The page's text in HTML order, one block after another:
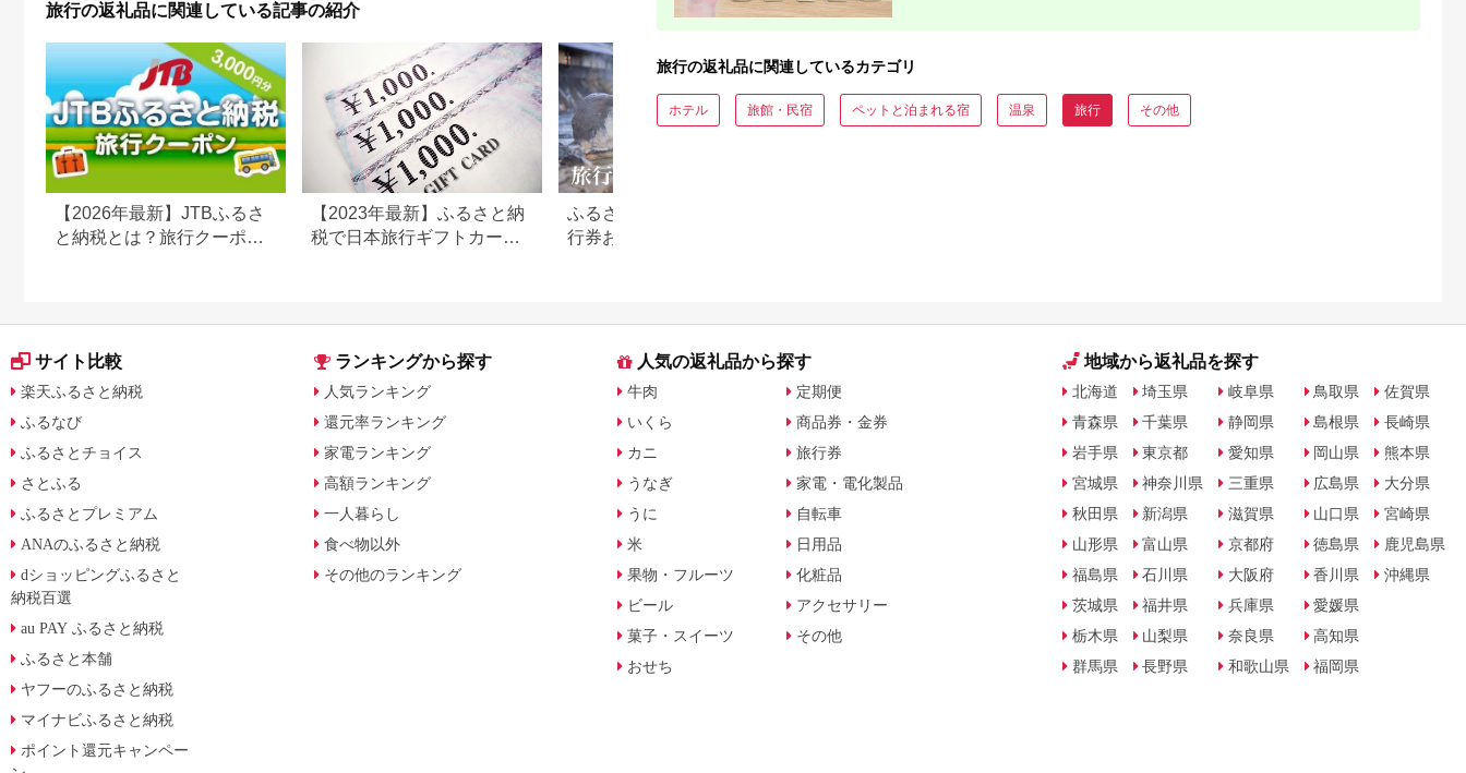
プレゼント 贈答 母の
日 25-09
旅行の返礼品に関連している記事の紹介
【2026年最新】JTBふるさ
と納税とは？旅行クーポン
【2023年最新】ふるさと納
税で日本旅行ギフトカード
ふるさと納税でもらえる旅
行券おすすめランキング
旅行の返礼品に関連しているカテゴリ
ホテル 旅館・民宿 ペットと泊まれる宿 温泉 旅行 その他
サイト比較
楽天ふるさと納税
ふるなび
ふるさとチョイス
さとふる
ふるさとプレミアム
ANAのふるさと納税
dショッピングふるさと
納税百選
au PAY ふるさと納税
ふるさと本舗
ヤフーのふるさと納税
マイナビふるさと納税
ポイント還元キャンペー
ランキングから探す
人気ランキング
還元率ランキング
家電ランキング
高額ランキング
一人暮らし
食べ物以外
その他のランキング
人気の返礼品から探す
牛肉
いくら
カニ
うなぎ
うに
米
果物・フルーツ
ビール
菓子・スイーツ
おせち
定期便
商品券・金券
旅行券
家電・電化製品
自転車
日用品
化粧品
アクセサリー
その他
地域から返礼品を探す
北海道
青森県
岩手県
宮城県
秋田県
山形県
福島県
茨城県
栃木県
群馬県
埼玉県
千葉県
東京都
神奈川県
新潟県
富山県
石川県
福井県
山梨県
長野県
岐阜県
静岡県
愛知県
三重県
滋賀県
京都府
大阪府
兵庫県
奈良県
和歌山県
鳥取県
島根県
岡山県
広島県
山口県
徳島県
香川県
愛媛県
高知県
福岡県
佐賀県
長崎県
熊本県
大分県
宮崎県
鹿児島県
沖縄県